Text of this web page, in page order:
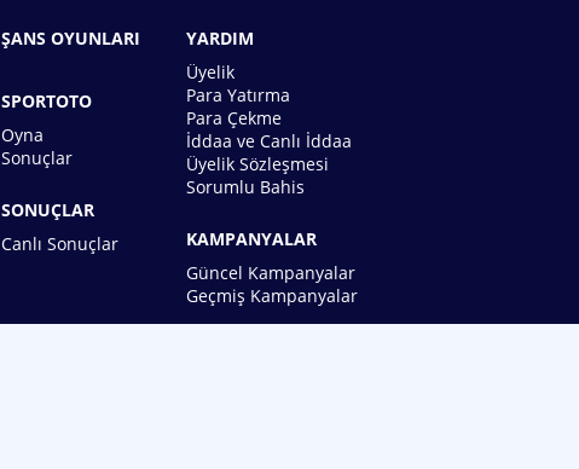
ŞANS OYUNLARI
SPORTOTO
Oyna
Sonuçlar
SONUÇLAR
Canlı Sonuçlar
YARDIM
Üyelik
Para Yatırma
Para Çekme
İddaa ve Canlı İddaa
Üyelik Sözleşmesi
Sorumlu Bahis
KAMPANYALAR
Güncel Kampanyalar
Geçmiş Kampanyalar